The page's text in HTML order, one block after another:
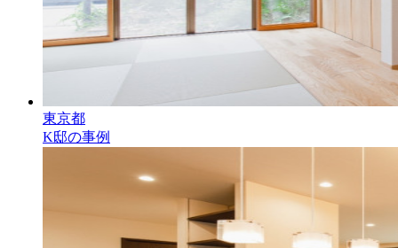
東京都
K邸の事例